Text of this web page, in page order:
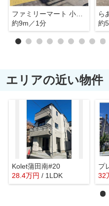
ファミリーマート 小浦大森駅前店
約9m／1分
約
エリアの近い物件
Kolet蒲田南#20
28.4万円 / 1LDK
プ
32